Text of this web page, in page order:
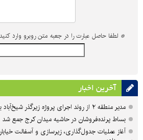
* لطفا حاصل عبارت را در جعبه متن روبرو وارد کنید
آخرین اخبار
مدیر منطقه ۲ از روند اجرای پروژه زیرگذر شیخ‌آباد بازدید کرد
بساط پرنده‌فروشان در حاشیه میدان کرج جمع شد
آغاز عملیات جدول‌گذاری، زیرسازی و آسفالت